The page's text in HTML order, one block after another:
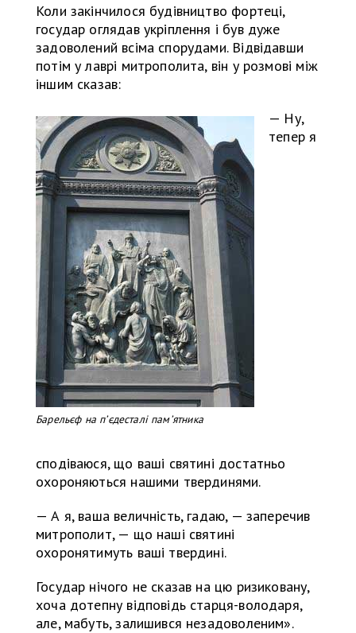
Коли закінчилося будівництво фортеці,
государ оглядав укріплення і був дуже
задоволений всіма спорудами. Відвідавши
потім у лаврі митрополита, він у розмові між
іншим сказав:
Барельєф на пʼєдесталі памʼятника
— Ну,
тепер я
сподіваюся, що ваші святині достатньо
охороняються нашими твердинями.
— А я, ваша величність, гадаю, — заперечив
митрополит, — що наші святині
охоронятимуть ваші твердині.
Государ нічого не сказав на цю ризиковану,
хоча дотепну відповідь старця-володаря,
але, мабуть, залишився незадоволеним».